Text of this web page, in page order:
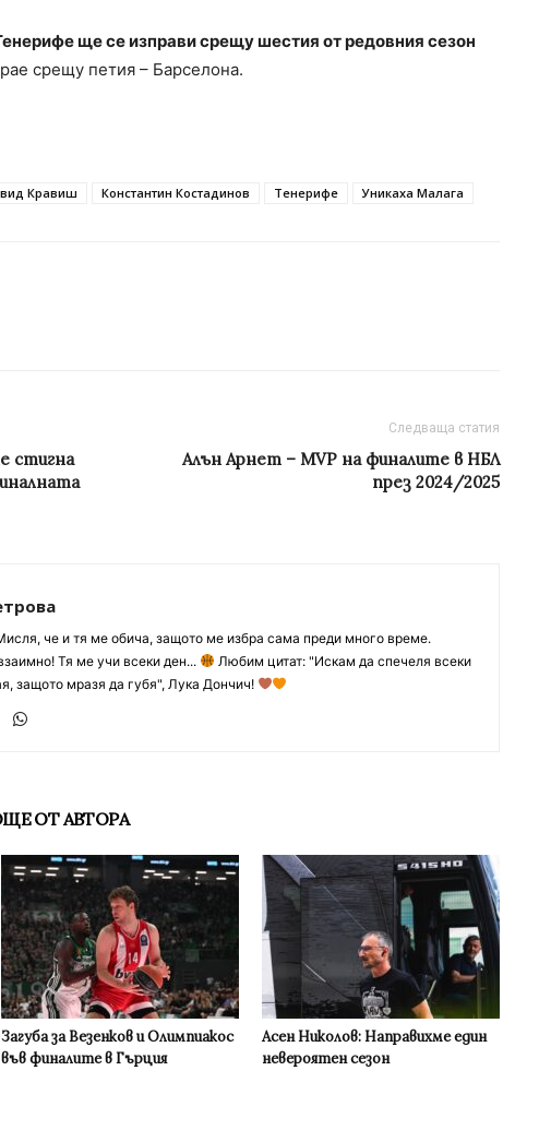
ще се изправи срещу шестия от редовния сезон
срещу петия – Барселона.
Кравиш Константин Костадинов Тенерифе Уникаха Малага
стигна
Следваща статия
Алън Арнет – MVP на финалите в НБЛ
през 2024/2025
че и тя ме обича, защото ме избра сама преди много време.
Тя ме учи всеки ден...
Любим цитат: "Искам да спечеля всеки
защото мразя да губя", Лука Дончич!
ОТ АВТОРА
Загуба за Везенков и Олимпиакос
във финалите в Гърция
Асен Николов: Направихме един
невероятен сезон